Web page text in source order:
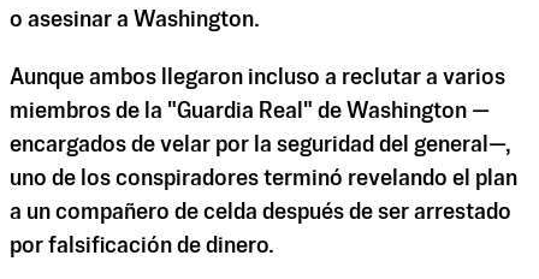
o asesinar a Washington.
Aunque ambos llegaron incluso a reclutar a varios
miembros de la "Guardia Real" de Washington —
encargados de velar por la seguridad del general—,
uno de los conspiradores terminó revelando el plan
a un compañero de celda después de ser arrestado
por falsificación de dinero.